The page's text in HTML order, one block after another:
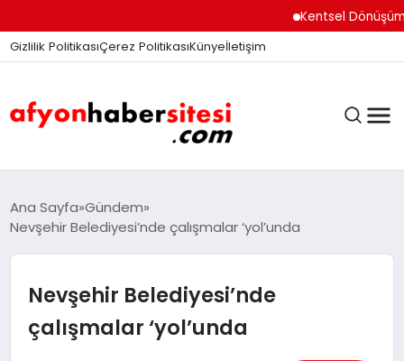
Kentsel Dönüşüm
Gizlilik PolitikasıÇerez PolitikasıKünyeİletişim
ANASAYFA
DÜNYA
Ana Sayfa Gündem
Nevşehir Belediyesi’nde çalışmalar ‘yol’unda
Nevşehir Belediyesi’nde
çalışmalar ‘yol’unda